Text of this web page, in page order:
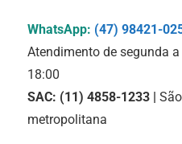
WhatsApp: (47) 98421-
Atendimento de segunda
18:00
SAC: (11) 4858-1233 |
metropolitana